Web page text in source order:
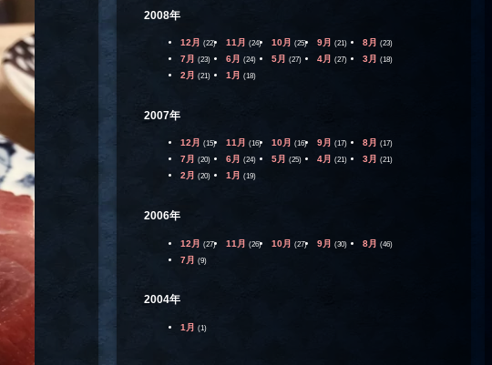
2008年
12月 (22) 11月 (24) 10月 (25) 9月 (21) 8月 (23)
7月 (23) 6月 (24) 5月 (27) 4月 (27) 3月 (18)
2月 (21) 1月 (18)
2007年
12月 (15) 11月 (16) 10月 (16) 9月 (17) 8月 (17)
7月 (20) 6月 (24) 5月 (25) 4月 (21) 3月 (21)
2月 (20) 1月 (19)
2006年
12月 (27) 11月 (26) 10月 (27) 9月 (30) 8月 (46)
7月 (9)
2004年
1月 (1)